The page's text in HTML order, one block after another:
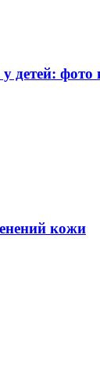
детей:
кожи